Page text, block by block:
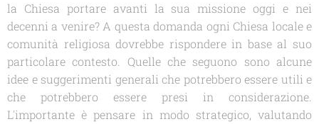
la Chiesa portare avanti la sua missione oggi e nei
decenni a venire? A questa domanda ogni Chiesa locale e
comunità religiosa dovrebbe rispondere in base al suo
particolare contesto. Quelle che seguono sono alcune
idee e suggerimenti generali che potrebbero essere utili e
che potrebbero essere presi in considerazione.
L'importante è pensare in modo strategico, valutando